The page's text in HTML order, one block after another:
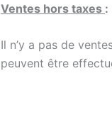
Ventes hors taxes :
Il n’y a pas de
peuvent être